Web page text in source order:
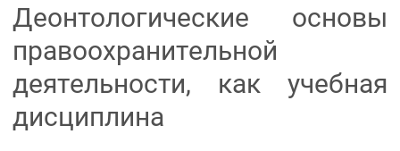
Деонтологические основы
правоохранительной
деятельности, как учебная
дисциплина